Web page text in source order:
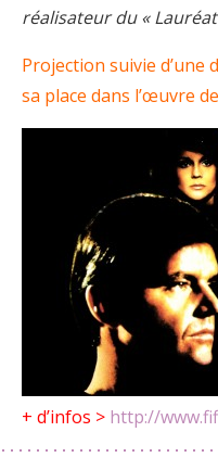
réalisateur du «
Projection suivie d’une
sa place dans l’œuvre
+ d’infos > http://